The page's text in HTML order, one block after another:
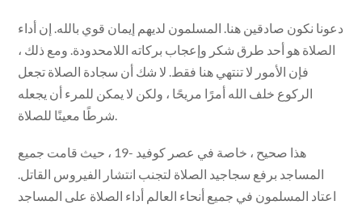
دعونا نكون صادقين هنا. المسلمون لديهم إيمان قوي بالله. إن أداء
الصلاة هو أحد طرق شكر وإعجاب بركاته اللامحدودة. ومع ذلك ،
فإن الأمور لا تنتهي هنا فقط. لا شك أن سجادة الصلاة تجعل
الركوع خلف الله أمرًا مريحًا ، ولكن لا يمكن للمرء أن يجعله
شرطًا معينًا للصلاة.
هذا صحيح ، خاصة في عصر كوفيد -19 ، حيث قامت جميع
المساجد برفع سجاجيد الصلاة لتجنب انتشار الفيروس القاتل.
اعتاد المسلمون في جميع أنحاء العالم أداء الصلاة على المساجد